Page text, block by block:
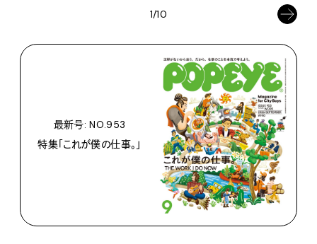
1/10
最新号: NO.953
特集「これが僕の仕事。」